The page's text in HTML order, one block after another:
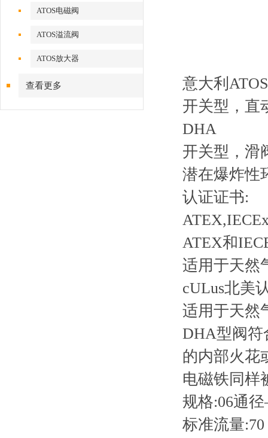
ATOS电磁阀
ATOS溢流阀
ATOS放大器
查看更多
意大利
开关型，直
DHA
开关型，滑
潜在爆炸性
认证证书:
ATEX和
适用于天然
cULus北美
适用于天然
DHA型阀符
的内部火花
电磁铁同样
规格:06通径
标准流量